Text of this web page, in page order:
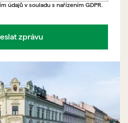
údajů v souladu s nařízením GDPR.
zprávu